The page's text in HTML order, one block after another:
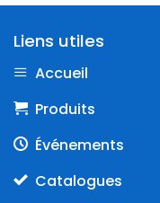
Liens utiles
Accueil
Produits
Événements
Catalogues